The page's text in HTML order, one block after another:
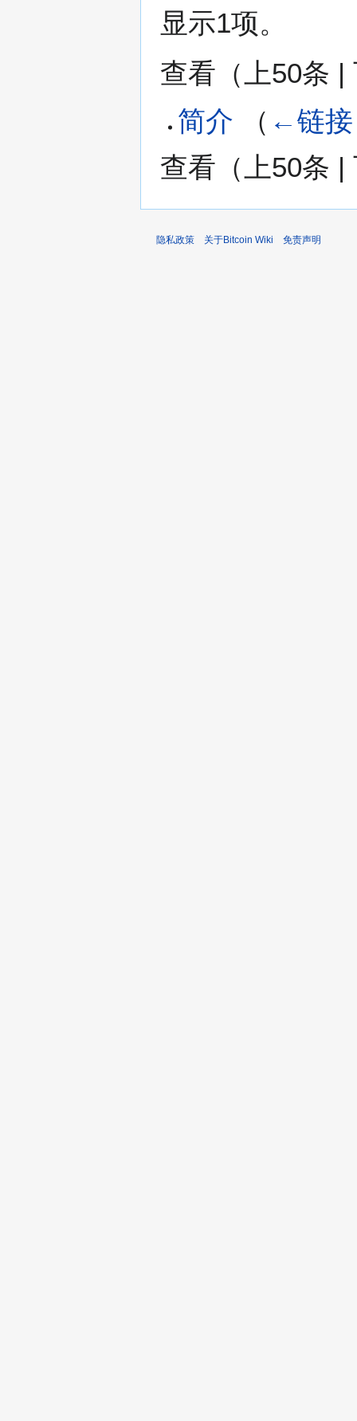
显示1项。
查看（ 上50条 |
简介
（ ←链接
查看（ 上50条 |
隐私政策 关于Bitcoin Wiki 免责声明